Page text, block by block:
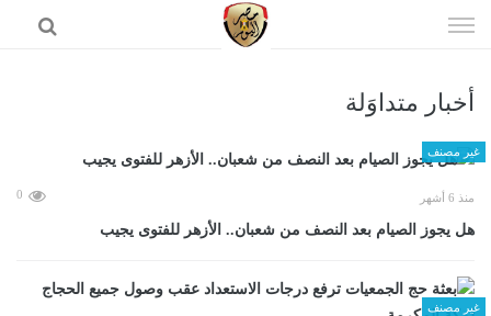
الى
أخبار متداوَلة
غير مصنف
منذ 6 أشهر 0
هل يجوز الصيام بعد النصف من شعبان.. الأزهر للفتوى يجيب
غير مصنف